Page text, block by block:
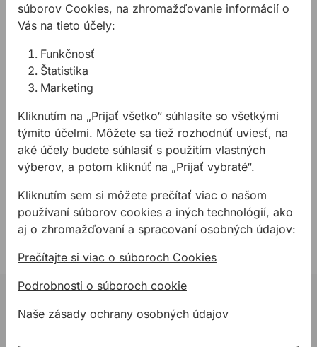
Adaptér PROFIL M16 SDS
plus
vŕtacie korunky SDS plus s
upínacím závitom M16.
23,01 €
0,00 €
0,00€ s DPH
Nie je na sklade
max. Rozmer 30x190mm.
286,84 € /ks
Nie je na sklade
allmedia@allmedia.sk
súborov Cookies, na zhromažďovanie informácií o
Vás na tieto účely:
Funkčnosť
Štatistika
Marketing
Kliknutím na „Prijať všetko“ súhlasíte so všetkými
týmito účelmi. Môžete sa tiež rozhodnúť uviesť, na
aké účely budete súhlasiť s použitím vlastných
výberov, a potom kliknúť na „Prijať vybraté“.
Kliknutím sem si môžete prečítať viac o našom
používaní súborov cookies a iných technológií, ako
aj o zhromažďovaní a spracovaní osobných údajov:
Prečítajte si viac o súboroch Cookies
Podrobnosti o súboroch cookie
Naše zásady ochrany osobných údajov